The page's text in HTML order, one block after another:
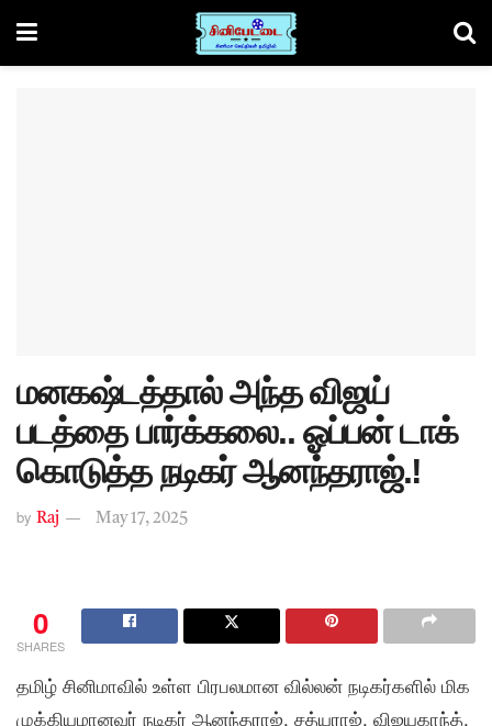
மனகஷ்டத்தால் அந்த விஜய்
படத்தை பார்க்கலை.. ஓப்பன் டாக்
கொடுத்த நடிகர் ஆனந்தராஜ்.!
by Raj May 17, 2025
0
SHARES
தமிழ் சினிமாவில் உள்ள பிரபலமான வில்லன் நடிகர்களில் மிக
முக்கியமானவர் நடிகர் ஆனந்தராஜ். சத்யராஜ், விஜயகாந்த்,